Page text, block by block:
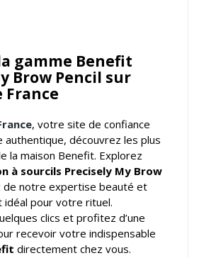
gamme Benefit
Brow Pencil sur
France
, votre site de confiance
authentique, découvrez les plus
la maison Benefit. Explorez
à sourcils Precisely My Brow
de notre expertise beauté et
pour votre rituel.
clics et profitez d’une
recevoir votre indispensable
directement chez vous.